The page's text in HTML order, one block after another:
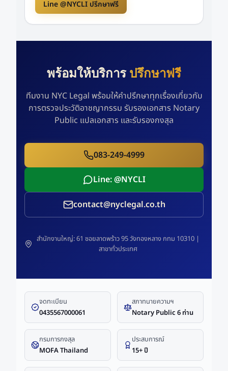
Line @NYCLI ปรึกษาฟรี
พร้อมให้บริการปรึกษาฟรี
ทีมงาน NYC Legal พร้อมให้คำปรึกษาทุกเรื่องเกี่ยวกับ
การตรวจประวัติอาชญากรรม รับรองเอกสาร Notary
Public แปลเอกสาร และรับรองกงสุล
083-249-4999
Line: @NYCLI
contact@nyclegal.co.th
สำนักงานใหญ่: 61 ซอยลาดพร้าว 95 วังทองหลาง กทม 10310 |
สาขาทั่วประเทศ
จดทะเบียน
0435567000061
สภาทนายความฯ
Notary Public 6 ท่าน
กรมการกงสุล
MOFA Thailand
ประสบการณ์
15+ ปี